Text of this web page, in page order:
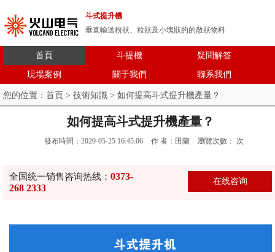
斗式提升機
垂直輸送粉狀、粒狀及小塊狀的的散狀物料
首頁 斗提機 疑問解答
現場案例 關于我們 聯系我們
您的位置： 首頁 > 技術知識 > 如何提高斗式提升機產量？
如何提高斗式提升機產量？
發布時間：2020-05-25 16:45:06 作 者：田蘭 瀏覽次數： 次
全国统一销售咨询热线： 0373-
268 2333
在线咨询